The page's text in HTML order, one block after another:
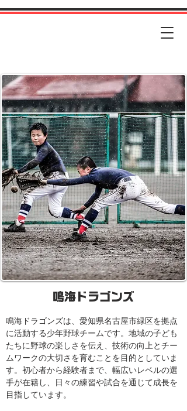
鳴海ドラゴンズ
鳴海ドラゴンズは、愛知県名古屋市緑区を拠点
に活動する少年野球チームです。地域の子ども
たちに野球の楽しさを伝え、技術の向上とチー
ムワークの大切さを育むことを目的としていま
す。初心者から経験者まで、幅広いレベルの選
手が在籍し、日々の練習や試合を通じて成長を
目指しています。